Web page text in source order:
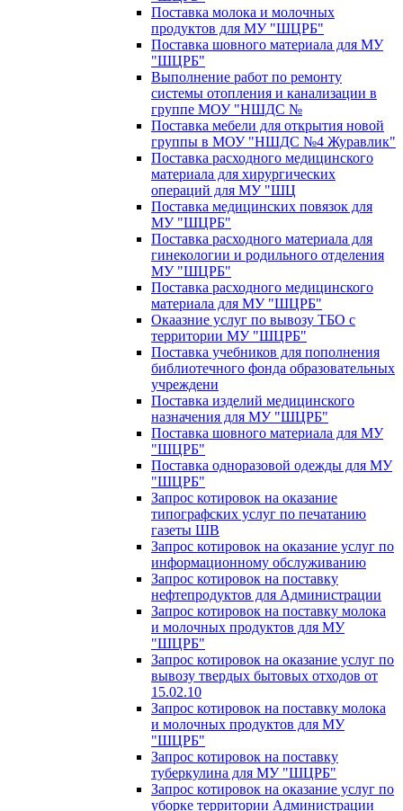
Поставка молока и молочных
продуктов для МУ "ШЦРБ"
Поставка шовного материала для МУ
"ШЦРБ"
Выполнение работ по ремонту
системы отопления и канализации в
группе МОУ "НШДС №
Поставка мебели для открытия новой
группы в МОУ "НШДС №4 Журавлик"
Поставка расходного медицинского
материала для хирургических
операций для МУ "ШЦ
Поставка медицинских повязок для
МУ "ШЦРБ"
Поставка расходного материала для
гинекологии и родильного отделения
МУ "ШЦРБ"
Поставка расходного медицинского
материала для МУ "ШЦРБ"
Окаазние услуг по вывозу ТБО с
территории МУ "ШЦРБ"
Поставка учебников для пополнения
библиотечного фонда образовательных
учреждени
Поставка изделий медицинского
назначения для МУ "ШЦРБ"
Поставка шовного материала для МУ
"ШЦРБ"
Поставка одноразовой одежды для МУ
"ШЦРБ"
Запрос котировок на оказание
типографских услуг по печатанию
газеты ШВ
Запрос котировок на оказание услуг по
информационному обслуживанию
Запрос котировок на поставку
нефтепродуктов для Администрации
Запрос котировок на поставку молока
и молочных продуктов для МУ
"ШЦРБ"
Запрос котировок на оказание услуг по
вывозу твердых бытовых отходов от
15.02.10
Запрос котировок на поставку молока
и молочных продуктов для МУ
"ШЦРБ"
Запрос котировок на поставку
туберкулина для МУ "ШЦРБ"
Запрос котировок на оказание услуг по
уборке территории Администрации